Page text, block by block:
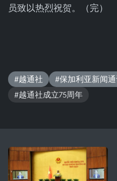
员致以热烈祝贺。（完）
#越通社
#保加利亚新闻
#越通社成立75周年